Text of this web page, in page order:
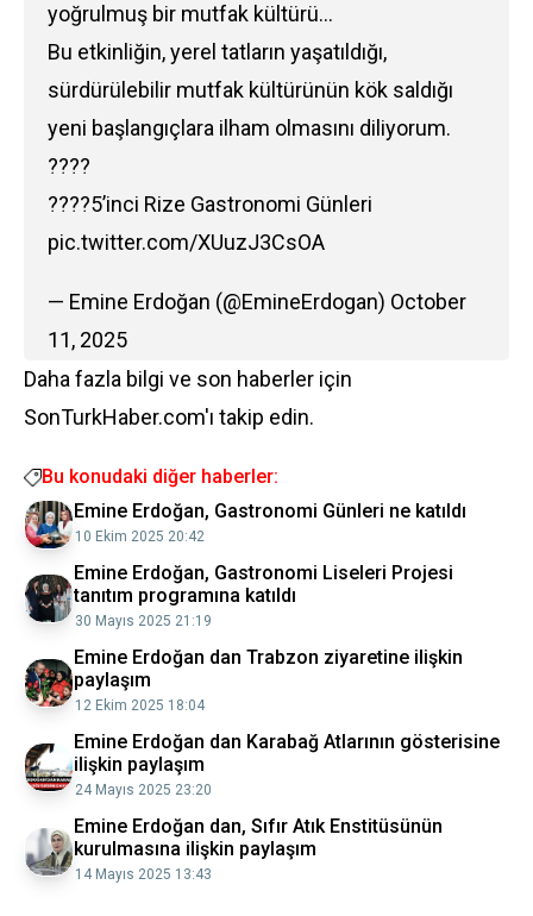
yoğrulmuş bir mutfak kültürü…
Bu etkinliğin, yerel tatların yaşatıldığı,
sürdürülebilir mutfak kültürünün kök saldığı
yeni başlangıçlara ilham olmasını diliyorum.
????
????5’inci Rize Gastronomi Günleri
pic.twitter.com/XUuzJ3CsOA
— Emine Erdoğan (@EmineErdogan) October
11, 2025
Daha fazla bilgi ve son haberler için
SonTurkHaber.com'ı takip edin.
Bu konudaki diğer haberler:
Emine Erdoğan, Gastronomi Günleri ne katıldı
10 Ekim 2025 20:42
Emine Erdoğan, Gastronomi Liseleri Projesi
tanıtım programına katıldı
30 Mayıs 2025 21:19
Emine Erdoğan dan Trabzon ziyaretine ilişkin
paylaşım
12 Ekim 2025 18:04
Emine Erdoğan dan Karabağ Atlarının gösterisine
ilişkin paylaşım
24 Mayıs 2025 23:20
Emine Erdoğan dan, Sıfır Atık Enstitüsünün
kurulmasına ilişkin paylaşım
14 Mayıs 2025 13:43